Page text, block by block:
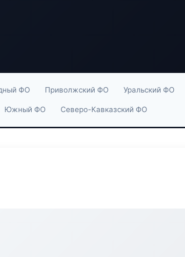
ФО Приволжский ФО Уральский ФО
Южный ФО Северо-Кавказский ФО